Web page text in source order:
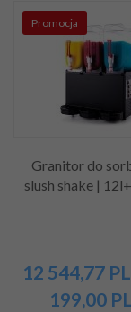
Promocja
Granitor do
slush shake |
12 544,77
199,00